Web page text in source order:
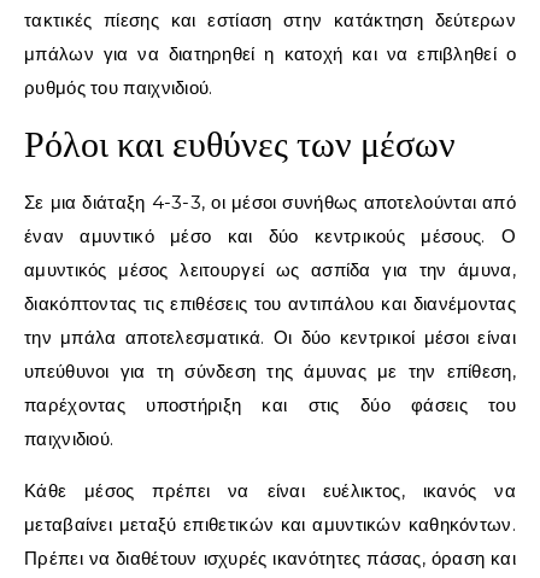
τακτικές πίεσης και εστίαση στην κατάκτηση δεύτερων
μπάλων για να διατηρηθεί η κατοχή και να επιβληθεί ο
ρυθμός του παιχνιδιού.
Ρόλοι και ευθύνες των μέσων
Σε μια διάταξη 4-3-3, οι μέσοι συνήθως αποτελούνται από
έναν αμυντικό μέσο και δύο κεντρικούς μέσους. Ο
αμυντικός μέσος λειτουργεί ως ασπίδα για την άμυνα,
διακόπτοντας τις επιθέσεις του αντιπάλου και διανέμοντας
την μπάλα αποτελεσματικά. Οι δύο κεντρικοί μέσοι είναι
υπεύθυνοι για τη σύνδεση της άμυνας με την επίθεση,
παρέχοντας υποστήριξη και στις δύο φάσεις του
παιχνιδιού.
Κάθε μέσος πρέπει να είναι ευέλικτος, ικανός να
μεταβαίνει μεταξύ επιθετικών και αμυντικών καθηκόντων.
Πρέπει να διαθέτουν ισχυρές ικανότητες πάσας, όραση και